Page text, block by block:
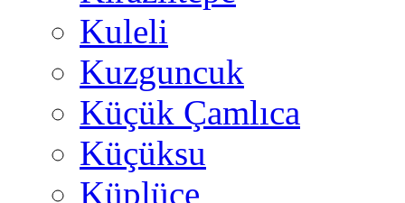
Kuleli
Kuzguncuk
Küçük Çamlıca
Küçüksu
Küplüce